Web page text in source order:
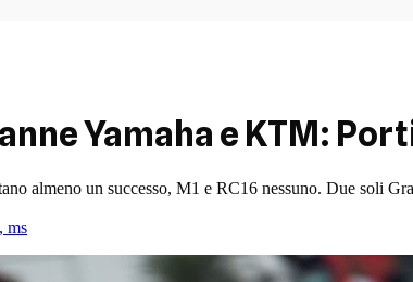
Yamaha e KTM:
almeno un successo, M1 e RC16 nessuno. Due soli
, ms